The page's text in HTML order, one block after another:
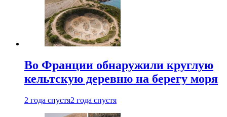
Во Франции обнаружили круглую
кельтскую деревню на берегу моря
2 года спустя2 года спустя